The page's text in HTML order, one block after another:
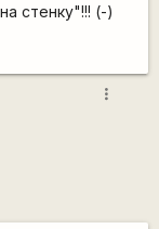
стенку"!!! (-)
more_vert